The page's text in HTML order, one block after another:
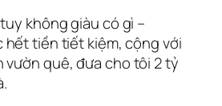
không giàu có gì –
tiền tiết kiệm, cộng với
vườn quê, đưa cho tôi 2 tỷ